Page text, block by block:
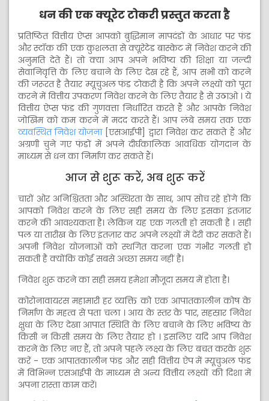
धन की एक क्यूरेट टोकरी प्रस्तुत करता है
प्रतिष्ठित वित्तीय ऐप्स आपको बुद्धिमान मापदंडों के आधार पर फंड
और स्टॉक की एक कुशलता से क्यूरेटेड बास्केट में निवेश करने की
अनुमति देते हैं। तो क्या आप अपने भविष्य की शिक्षा या जल्दी
सेवानिवृत्ति के लिए बचाने के लिए देख रहे हैं, आप सभी को करने
की जरूरत है तैयार म्यूचुअल फंड टोकरी है कि अपने लक्ष्यों को पूरा
करने में वित्तीय उपकरण निवेश करने के लिए तैयार है से उठाओ । ये
वित्तीय ऐप्स फंड की गुणवत्ता निर्धारित करते हैं और आपके निवेश
जोखिम को कम करने में मदद करते हैं। आप लंबे समय तक एक
व्यवस्थित निवेश योजना[एसआईपी] द्वारा निवेश कर सकते हैं और
अग्रणी चुने गए फंडों में अपने दीर्घकालिक आवधिक योगदान के
माध्यम से धन का निर्माण कर सकते हैं।
आज से शुरू करें, अब शुरू करें
चारों ओर अनिश्चितता और अस्थिरता के साथ, आप सोच रहे होंगे कि
आपको निवेश करने के लिए सही समय के लिए इसका इंतजार
करने की आवश्यकता है। लेकिन यह एक गलती हो सकती है । सही
पल या तारीख के लिए इंतज़ार कर अपने लक्ष्यों में देरी कर सकते हैं।
अपनी निवेश योजनाओं को स्थगित करना एक गंभीर गलती हो
सकती है क्योंकि कोई सबसे अच्छा समय नहीं है।
निवेश शुरू करने का सही समय हमेशा मौजूदा समय में होता है।
कोरोनावायरस महामारी हर व्यक्ति को एक आपातकालीन कोष के
निर्माण के महत्व से पता चला । आय के स्तर के पार, सहस्रार निवेश
क्षुधा के लिए देखा आपात स्थिति के लिए बचाने के लिए भविष्य के
किसी न किसी समय के लिए तैयार हो । इसलिए यदि आप निवेश
करने के लिए नए हैं, तो अपने पहले लक्ष्य के लिए बचत करके शुरू
करें - एक आपातकालीन फंड और सही वित्तीय ऐप में म्यूचुअल फंड
में विभिन्न एसआईपी के माध्यम से अन्य वित्तीय लक्ष्यों की दिशा में
अपना रास्ता काम करें।